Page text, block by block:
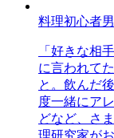
料理初心者
「好きな相
に言われて
と。飲んだ
度一緒にア
どなど、さ
理研究家が